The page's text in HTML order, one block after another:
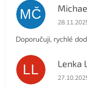
MČ
Doporučuji, rychlé
LL Lenka